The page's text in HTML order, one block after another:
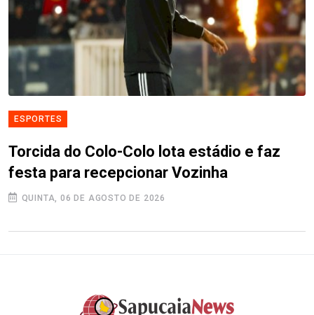
ESPORTES
Torcida do Colo-Colo lota estádio e faz
festa para recepcionar Vozinha
QUINTA, 06 DE AGOSTO DE 2026